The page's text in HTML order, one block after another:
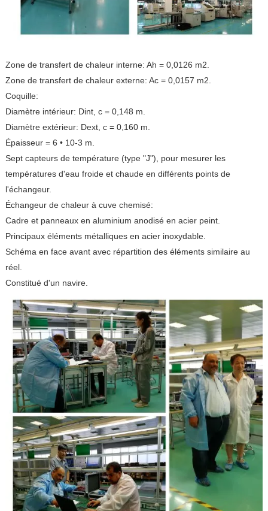
Zone de transfert de chaleur interne: Ah = 0,0126 m2.
Zone de transfert de chaleur externe: Ac = 0,0157 m2.
Coquille:
Diamètre intérieur: Dint, c = 0,148 m.
Diamètre extérieur: Dext, c = 0,160 m.
Épaisseur = 6 • 10-3 m.
Sept capteurs de température (type "J"), pour mesurer les
températures d'eau froide et chaude en différents points de
l'échangeur.
Échangeur de chaleur à cuve chemisé:
Cadre et panneaux en aluminium anodisé en acier peint.
Principaux éléments métalliques en acier inoxydable.
Schéma en face avant avec répartition des éléments similaire au
réel.
Constitué d'un navire.